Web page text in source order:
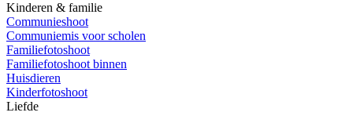
Kinderen & familie
Communieshoot
Communiemis voor scholen
Familiefotoshoot
Familiefotoshoot binnen
Huisdieren
Kinderfotoshoot
Liefde